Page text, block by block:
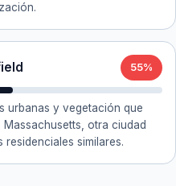
55%
urbanas y vegetación que
otra ciudad
residenciales similares.